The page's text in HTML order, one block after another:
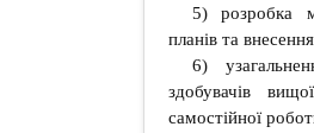
5) розробка
планів та
6)
здобувачів
самостійної